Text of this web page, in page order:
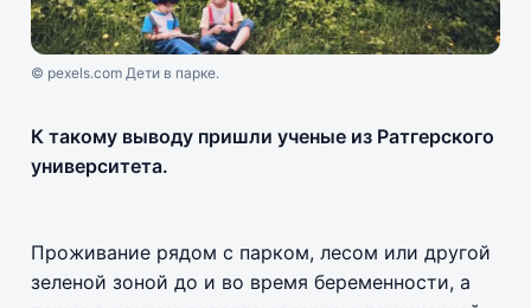
© pexels.com Дети в парке.
К такому выводу пришли ученые из Ратгерского
университета.
Проживание рядом с парком, лесом или другой
зеленой зоной до и во время беременности, а